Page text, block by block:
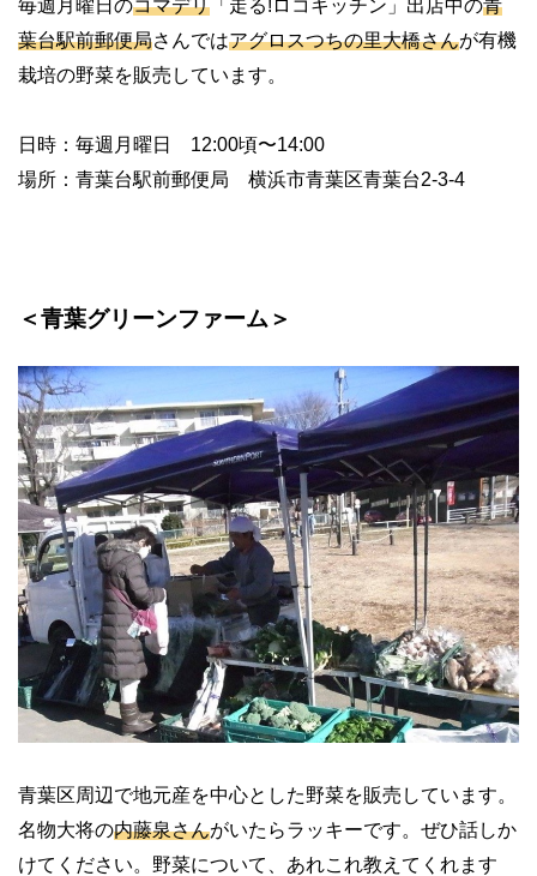
毎週月曜日のコマデリ 「走る!ロコキッチン」出店中の青
葉台駅前郵便局さんではアグロスつちの里大橋さんが有機
栽培の野菜を販売しています。
日時：毎週月曜日 12:00頃〜14:00
場所：青葉台駅前郵便局 横浜市青葉区青葉台2-3-4
＜青葉グリーンファーム＞
青葉区周辺で地元産を中心とした野菜を販売しています。
名物大将の内藤泉さんがいたらラッキーです。ぜひ話しか
けてください。野菜について、あれこれ教えてくれます